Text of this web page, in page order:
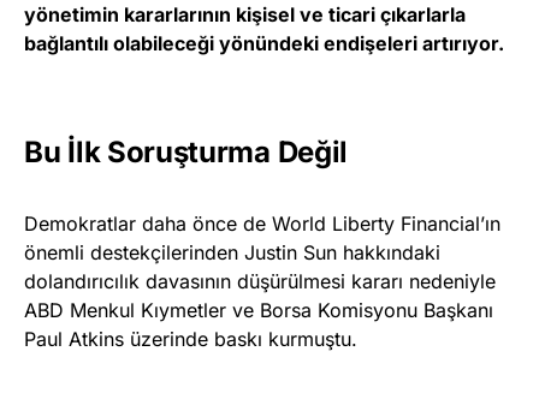
yönetimin kararlarının kişisel ve ticari çıkarlarla
bağlantılı olabileceği yönündeki endişeleri artırıyor.
Bu İlk Soruşturma Değil
Demokratlar daha önce de World Liberty Financial’ın
önemli destekçilerinden Justin Sun hakkındaki
dolandırıcılık davasının düşürülmesi kararı nedeniyle
ABD Menkul Kıymetler ve Borsa Komisyonu Başkanı
Paul Atkins üzerinde baskı kurmuştu.